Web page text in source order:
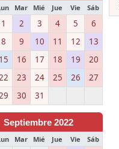
Mar Mié Jue Vie Sáb
1 2 3 4 5
6
8 9 10 11 12
13
15 16 17 18 19
20
23 24 25 26
27
30 31
Septiembre 2022
Mar Mié Jue Vie Sáb